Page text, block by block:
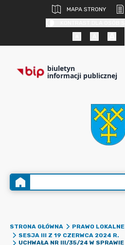
MAPA STRONY
biuletyn
informacji publicznej
STRONA GŁÓWNA PRAWO LOKALNE
SESJA III Z 19 CZERWCA 2024 R.